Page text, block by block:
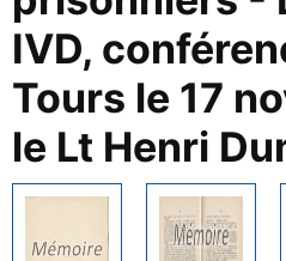
IVD,
Tours le 17
le Lt Henri